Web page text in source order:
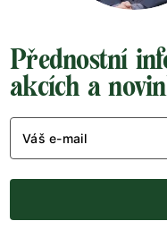
Přednostní
akcích a
Váš e-mail